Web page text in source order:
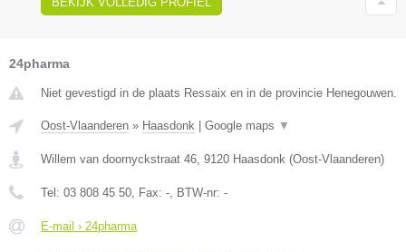
24pharma
Niet gevestigd in de plaats Ressaix en in de provincie Henegouwen.
Oost-Vlaanderen » Haasdonk Google maps ▼
Willem van doornyckstraat 46, 9120 Haasdonk (Oost-Vlaanderen)
Tel: 03 808 45 50, Fax: -, BTW-nr: -
E-mail › 24pharma